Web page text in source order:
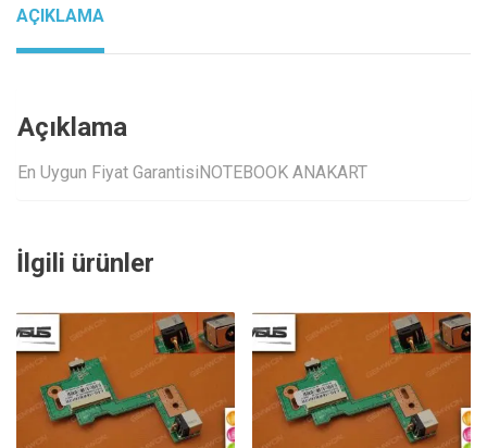
AÇIKLAMA
Açıklama
En Uygun Fiyat GarantisiNOTEBOOK ANAKART
İlgili ürünler